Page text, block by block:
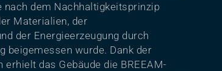
nach dem Nachhaltigkeitsprinzip
Materialien, der
der Energieerzeugung durch
beigemessen wurde. Dank der
das Gebäude die BREEAM-